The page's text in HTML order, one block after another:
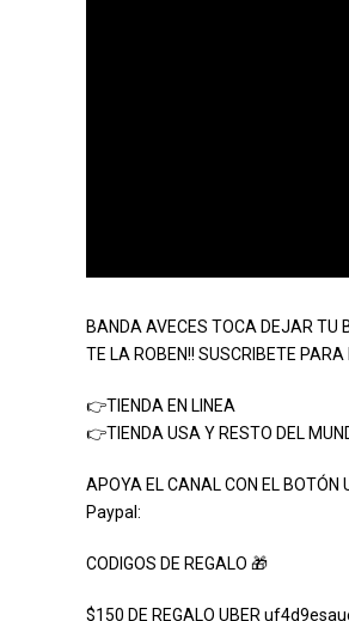
BANDA AVECES TOCA DEJAR TU
TE LA ROBEN!! SUSCRIBETE
👉TIENDA EN LINEA
👉TIENDA USA Y RESTO DEL
APOYA EL CANAL CON EL BOTÓN
Paypal:
CODIGOS DE REGALO 🎁
$150 DE REGALO UBER